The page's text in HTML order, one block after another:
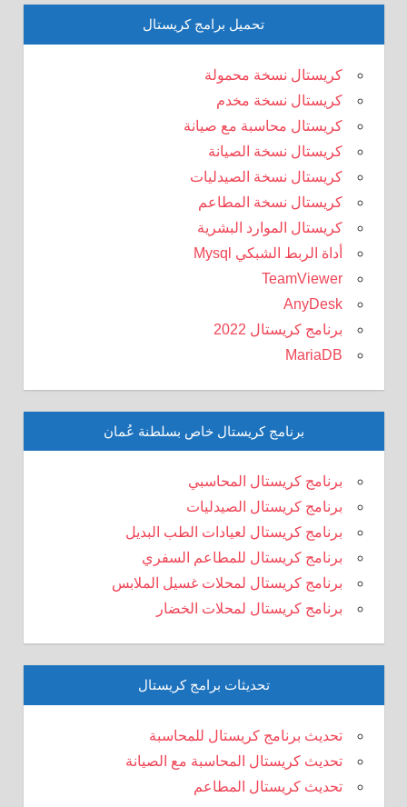
تحميل برامج كريستال
كريستال نسخة محمولة
كريستال نسخة مخدم
كريستال محاسبة مع صيانة
كريستال نسخة الصيانة
كريستال نسخة الصيدليات
كريستال نسخة المطاعم
كريستال الموارد البشرية
أداة الربط الشبكي Mysql
TeamViewer
AnyDesk
برنامج كريستال 2022
MariaDB
برنامج كريستال خاص بسلطنة عُمان
برنامج كريستال المحاسبي
برنامج كريستال الصيدليات
برنامج كريستال لعيادات الطب البديل
برنامج كريستال للمطاعم السفري
برنامج كريستال لمحلات غسيل الملابس
برنامج كريستال لمحلات الخضار
تحديثات برامج كريستال
تحديث برنامج كريستال للمحاسبة
تحديث كريستال المحاسبة مع الصيانة
تحديث كريستال المطاعم